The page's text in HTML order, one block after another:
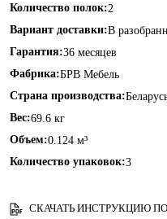
Количество полок:2
Вариант доставки:В
Гарантия:36 месяцев
Фабрика:БРВ Мебель
Страна производства:
Вес:69.6 кг
Объем:0.124 м³
Количество упаковок:3
СКАЧАТЬ ИНСТРУКЦИЮ